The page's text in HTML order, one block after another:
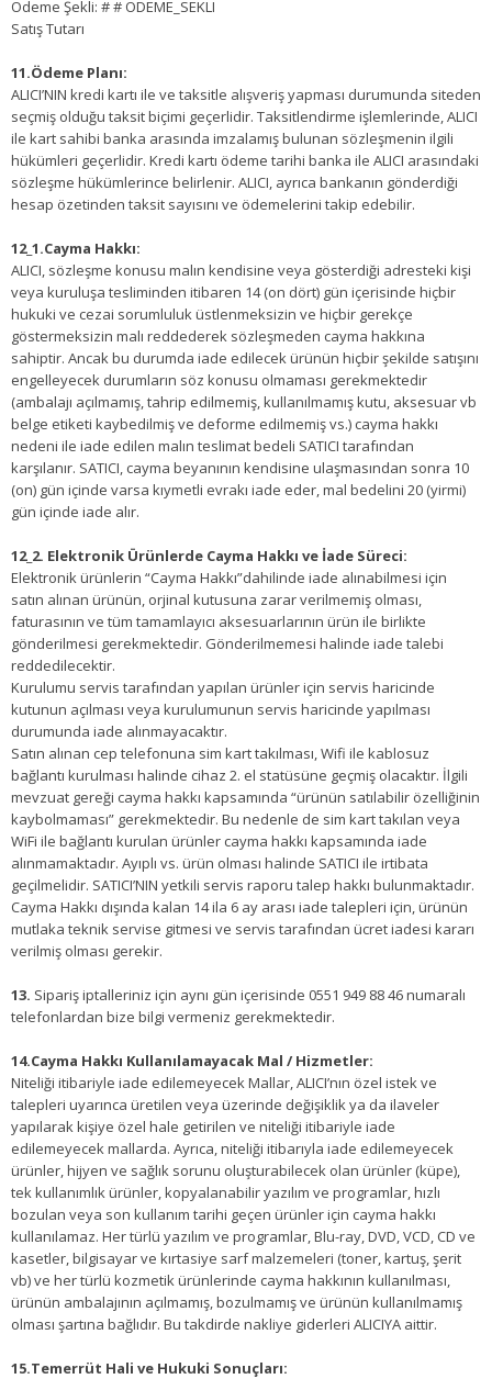
Ödeme Şekli: # # ODEME_SEKLI
Satış Tutarı
11.Ödeme Planı:
ALICI’NIN kredi kartı ile ve taksitle alışveriş yapması durumunda siteden
seçmiş olduğu taksit biçimi geçerlidir. Taksitlendirme işlemlerinde, ALICI
ile kart sahibi banka arasında imzalamış bulunan sözleşmenin ilgili
hükümleri geçerlidir. Kredi kartı ödeme tarihi banka ile ALICI arasındaki
sözleşme hükümlerince belirlenir. ALICI, ayrıca bankanın gönderdiği
hesap özetinden taksit sayısını ve ödemelerini takip edebilir.
12_1.Cayma Hakkı:
ALICI, sözleşme konusu malın kendisine veya gösterdiği adresteki kişi
veya kuruluşa tesliminden itibaren 14 (on dört) gün içerisinde hiçbir
hukuki ve cezai sorumluluk üstlenmeksizin ve hiçbir gerekçe
göstermeksizin malı reddederek sözleşmeden cayma hakkına
sahiptir. Ancak bu durumda iade edilecek ürünün hiçbir şekilde satışını
engelleyecek durumların söz konusu olmaması gerekmektedir
(ambalajı açılmamış, tahrip edilmemiş, kullanılmamış kutu, aksesuar vb
belge etiketi kaybedilmiş ve deforme edilmemiş vs.) cayma hakkı
nedeni ile iade edilen malın teslimat bedeli SATICI tarafından
karşılanır. SATICI, cayma beyanının kendisine ulaşmasından sonra 10
(on) gün içinde varsa kıymetli evrakı iade eder, mal bedelini 20 (yirmi)
gün içinde iade alır.
12_2. Elektronik Ürünlerde Cayma Hakkı ve İade Süreci:
Elektronik ürünlerin “Cayma Hakkı”dahilinde iade alınabilmesi için
satın alınan ürünün, orjinal kutusuna zarar verilmemiş olması,
faturasının ve tüm tamamlayıcı aksesuarlarının ürün ile birlikte
gönderilmesi gerekmektedir. Gönderilmemesi halinde iade talebi
reddedilecektir.
Kurulumu servis tarafından yapılan ürünler için servis haricinde
kutunun açılması veya kurulumunun servis haricinde yapılması
durumunda iade alınmayacaktır.
Satın alınan cep telefonuna sim kart takılması, Wifi ile kablosuz
bağlantı kurulması halinde cihaz 2. el statüsüne geçmiş olacaktır. İlgili
mevzuat gereği cayma hakkı kapsamında “ürünün satılabilir özelliğinin
kaybolmaması” gerekmektedir. Bu nedenle de sim kart takılan veya
WiFi ile bağlantı kurulan ürünler cayma hakkı kapsamında iade
alınmamaktadır. Ayıplı vs. ürün olması halinde SATICI ile irtibata
geçilmelidir. SATICI’NIN yetkili servis raporu talep hakkı bulunmaktadır.
Cayma Hakkı dışında kalan 14 ila 6 ay arası iade talepleri için, ürünün
mutlaka teknik servise gitmesi ve servis tarafından ücret iadesi kararı
verilmiş olması gerekir.
13. Sipariş iptalleriniz için aynı gün içerisinde 0551 949 88 46 numaralı
telefonlardan bize bilgi vermeniz gerekmektedir.
14.Cayma Hakkı Kullanılamayacak Mal / Hizmetler:
Niteliği itibariyle iade edilemeyecek Mallar, ALICI’nın özel istek ve
talepleri uyarınca üretilen veya üzerinde değişiklik ya da ilaveler
yapılarak kişiye özel hale getirilen ve niteliği itibariyle iade
edilemeyecek mallarda. Ayrıca, niteliği itibarıyla iade edilemeyecek
ürünler, hijyen ve sağlık sorunu oluşturabilecek olan ürünler (küpe),
tek kullanımlık ürünler, kopyalanabilir yazılım ve programlar, hızlı
bozulan veya son kullanım tarihi geçen ürünler için cayma hakkı
kullanılamaz. Her türlü yazılım ve programlar, Blu-ray, DVD, VCD, CD ve
kasetler, bilgisayar ve kırtasiye sarf malzemeleri (toner, kartuş, şerit
vb) ve her türlü kozmetik ürünlerinde cayma hakkının kullanılması,
ürünün ambalajının açılmamış, bozulmamış ve ürünün kullanılmamış
olması şartına bağlıdır. Bu takdirde nakliye giderleri ALICIYA aittir.
15.Temerrüt Hali ve Hukuki Sonuçları: